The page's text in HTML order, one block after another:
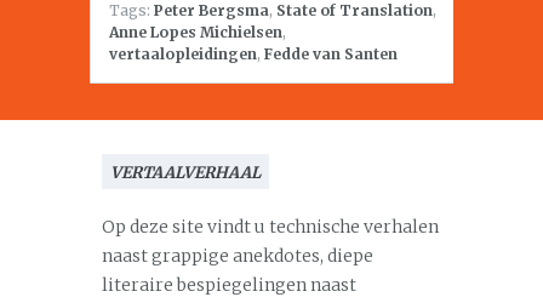
Tags: Peter Bergsma, State of Translation,
Anne Lopes Michielsen,
vertaalopleidingen, Fedde van Santen
VERTAALVERHAAL
Op deze site vindt u technische verhalen
naast grappige anekdotes, diepe
literaire bespiegelingen naast